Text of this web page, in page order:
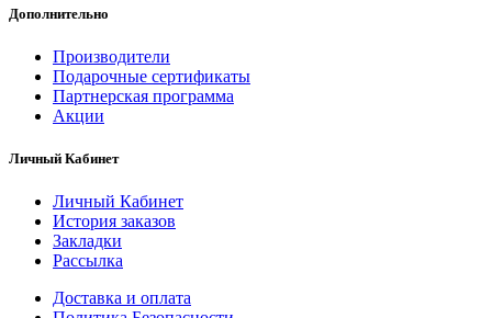
Дополнительно
Производители
Подарочные сертификаты
Партнерская программа
Акции
Личный Кабинет
Личный Кабинет
История заказов
Закладки
Рассылка
Доставка и оплата